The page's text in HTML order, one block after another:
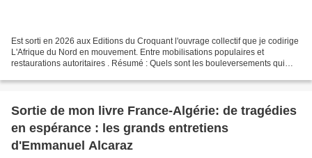
Est sorti en 2026 aux Editions du Croquant l'ouvrage collectif que je codirige
L'Afrique du Nord en mouvement. Entre mobilisations populaires et
restaurations autoritaires . Résumé : Quels sont les bouleversements qui
Sortie de mon livre France-Algérie: de tragédies
en espérance : les grands entretiens
d'Emmanuel Alcaraz